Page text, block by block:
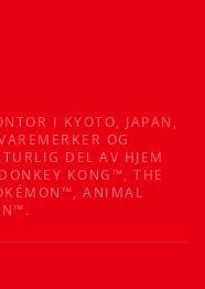
I KYOTO, JAPAN,
OG
DEL AV HJEM
KONG™, THE
ANIMAL